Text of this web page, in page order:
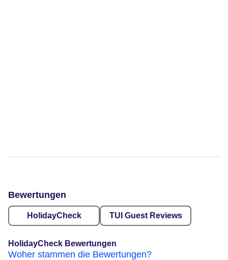
Bewertungen
HolidayCheck TUI Guest Reviews
HolidayCheck Bewertungen
Woher stammen die Bewertungen?